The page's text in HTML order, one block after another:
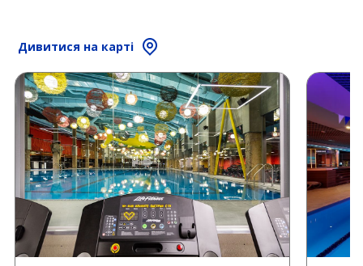
Дивитися на карті